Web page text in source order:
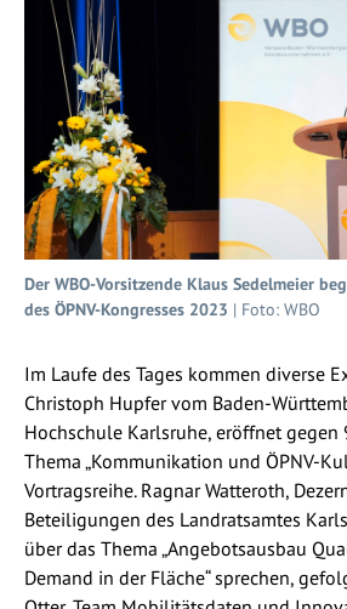
Der WBO-Vorsitzende Klaus Sedelmeier
des ÖPNV-Kongresses 2023 | Foto: WBO
Im Laufe des Tages kommen diverse
Christoph Hupfer vom Baden-
Hochschule Karlsruhe, eröffnet gegen
Thema „Kommunikation und ÖPNV-
Vortragsreihe. Ragnar Watteroth,
Beteiligungen des Landratsamtes
über das Thema „Angebotsausbau
Demand in der Fläche“ sprechen,